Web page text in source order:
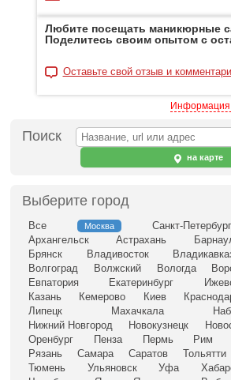
Любите посещать маникюрные
Поделитесь своим опытом с
Оставьте свой отзыв и
Информация
Поиск
на карте
Выберите город
Все Москва Санкт-Петербург
Архангельск
Астрахань
Брянск
Владивосток
Волгоград
Волжский Вологда
Евпатория
Екатеринбург
Казань
Кемерово Киев
Липецк
Махачкала
Нижний Новгород
Новокузнецк
Оренбург
Пенза Пермь Рим
Рязань
Самара Саратов Тольятти
Тюмень
Ульяновск Уфа